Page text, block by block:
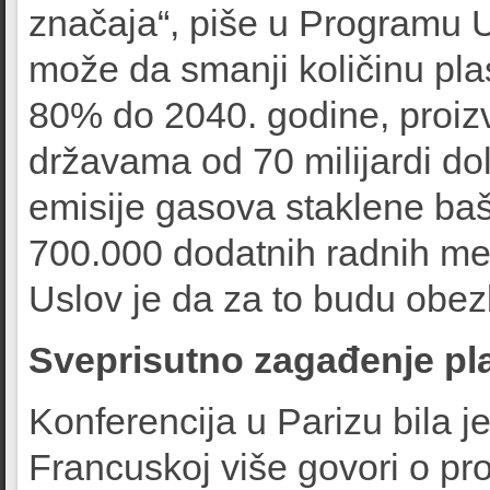
značaja“, piše u Programu
može da smanji količinu
80% do 2040. godine,
državama od 70 milijardi
emisije gasova staklene
700.000 dodatnih radnih
Uslov je da za to budu
Sveprisutno zagađenje
Konferencija u Parizu bila
Francuskoj više govori o